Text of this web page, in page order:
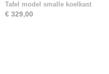
Tafel model smalle koelkast
€ 329,00